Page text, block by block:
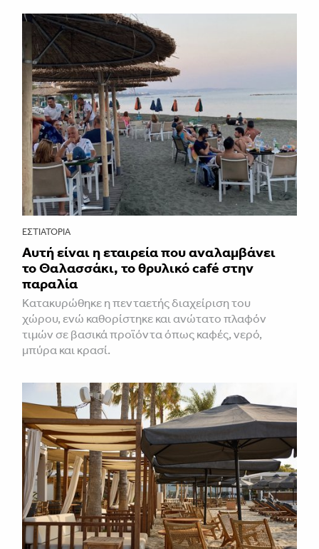
ΕΣΤΙΑΤΌΡΙΑ
Αυτή είναι η εταιρεία που αναλαμβάνει
το Θαλασσάκι, το θρυλικό café στην
παραλία
Κατακυρώθηκε η πενταετής διαχείριση του
χώρου, ενώ καθορίστηκε και ανώτατο πλαφόν
τιμών σε βασικά προϊόντα όπως καφές, νερό,
μπύρα και κρασί.